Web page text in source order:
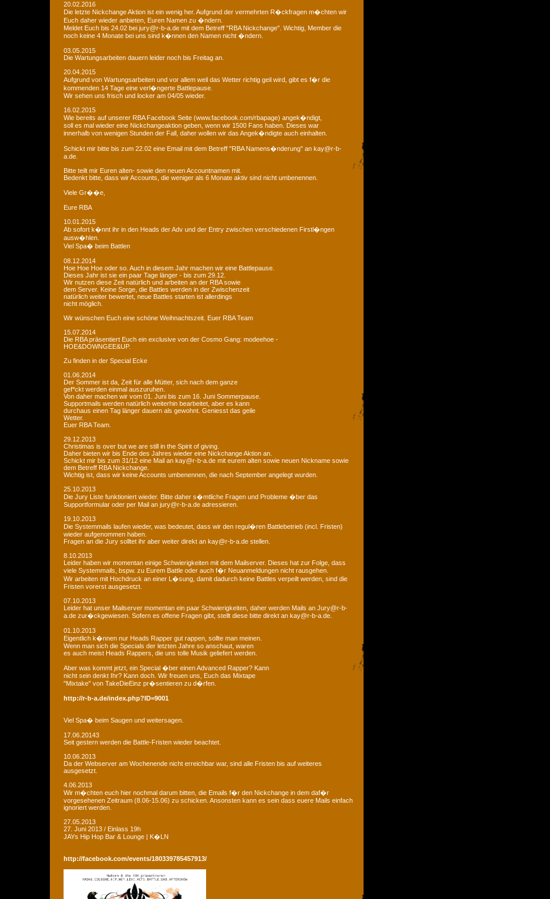
20.02.2016
Die letzte Nickchange Aktion ist ein wenig her. Aufgrund der vermehrten R�ckfragen m�chten wir
Euch daher wieder anbieten, Euren Namen zu �ndern.
Meldet Euch bis 24.02 bei jury@r-b-a.de mit dem Betreff "RBA Nickchange". Wichtig, Member die
noch keine 4 Monate bei uns sind k�nnen den Namen nicht �ndern.
03.05.2015
Die Wartungsarbeiten dauern leider noch bis Freitag an.
20.04.2015
Aufgrund von Wartungsarbeiten und vor allem weil das Wetter richtig geil wird, gibt es f�r die
kommenden 14 Tage eine verl�ngerte Battlepause.
Wir sehen uns frisch und locker am 04/05 wieder.
16.02.2015
Wie bereits auf unserer RBA Facebook Seite (www.facebook.com/rbapage) angek�ndigt,
soll es mal wieder eine Nickchangeaktion geben, wenn wir 1500 Fans haben. Dieses war
innerhalb von wenigen Stunden der Fall, daher wollen wir das Angek�ndigte auch einhalten.
Schickt mir bitte bis zum 22.02 eine Email mit dem Betreff "RBA Namens�nderung" an kay@r-b-
a.de.
Bitte teilt mir Euren alten- sowie den neuen Accountnamen mit.
Bedenkt bitte, dass wir Accounts, die weniger als 6 Monate aktiv sind nicht umbenennen.
Viele Gr��e,
Eure RBA
10.01.2015
Ab sofort k�nnt ihr in den Heads der Adv und der Entry zwischen verschiedenen Firstl�ngen
ausw�hlen.
Viel Spa� beim Battlen
08.12.2014
Hoe Hoe Hoe oder so. Auch in diesem Jahr machen wir eine Battlepause.
Dieses Jahr ist sie ein paar Tage länger - bis zum 29.12.
Wir nutzen diese Zeit natürlich und arbeiten an der RBA sowie
dem Server. Keine Sorge, die Battles werden in der Zwischenzeit
natürlich weiter bewertet, neue Battles starten ist allerdings
nicht möglich.
Wir wünschen Euch eine schöne Weihnachtszeit. Euer RBA Team
15.07.2014
Die RBA präsentiert Euch ein exclusive von der Cosmo Gang: modeehoe -
HOE&DOWNGEE&UP.
Zu finden in der Special Ecke
01.06.2014
Der Sommer ist da, Zeit für alle Mütter, sich nach dem ganze
gef*ckt werden einmal auszuruhen.
Von daher machen wir vom 01. Juni bis zum 16. Juni Sommerpause.
Supportmails werden natürlich weiterhin bearbeitet, aber es kann
durchaus einen Tag länger dauern als gewohnt. Geniesst das geile
Wetter.
Euer RBA Team.
29.12.2013
Christimas is over but we are still in the Spirit of giving.
Daher bieten wir bis Ende des Jahres wieder eine Nickchange Aktion an.
Schickt mir bis zum 31/12 eine Mail an kay@r-b-a.de mit eurem alten sowie neuen Nickname sowie
dem Betreff RBA Nickchange.
Wichtig ist, dass wir keine Accounts umbenennen, die nach September angelegt wurden.
25.10.2013
Die Jury Liste funktioniert wieder. Bitte daher s�mtliche Fragen und Probleme �ber das
Supportformular oder per Mail an jury@r-b-a.de adressieren.
19.10.2013
Die Systemmails laufen wieder, was bedeutet, dass wir den regul�ren Battlebetrieb (incl. Fristen)
wieder aufgenommen haben.
Fragen an die Jury solltet ihr aber weiter direkt an kay@r-b-a.de stellen.
8.10.2013
Leider haben wir momentan einige Schwierigkeiten mit dem Mailserver. Dieses hat zur Folge, dass
viele Systemmails, bspw. zu Eurem Battle oder auch f�r Neuanmeldungen nicht rausgehen.
Wir arbeiten mit Hochdruck an einer L�sung, damit dadurch keine Battles verpeilt werden, sind die
Fristen vorerst ausgesetzt.
07.10.2013
Leider hat unser Mailserver momentan ein paar Schwierigkeiten, daher werden Mails an Jury@r-b-
a.de zur�ckgewiesen. Sofern es offene Fragen gibt, stellt diese bitte direkt an kay@r-b-a.de.
01.10.2013
Eigentlich k�nnen nur Heads Rapper gut rappen, sollte man meinen.
Wenn man sich die Specials der letzten Jahre so anschaut, waren
es auch meist Heads Rappers, die uns tolle Musik geliefert werden.
Aber was kommt jetzt, ein Special �ber einen Advanced Rapper? Kann
nicht sein denkt Ihr? Kann doch. Wir freuen uns, Euch das Mixtape
"Mixtake" von TakeDieEinz pr�sentieren zu d�rfen.
http://r-b-a.de/index.php?ID=9001
Viel Spa� beim Saugen und weitersagen.
17.06.20143
Seit gestern werden die Battle-Fristen wieder beachtet.
10.06.2013
Da der Webserver am Wochenende nicht erreichbar war, sind alle Fristen bis auf weiteres
ausgesetzt.
4.06.2013
Wir m�chten euch hier nochmal darum bitten, die Emails f�r den Nickchange in dem daf�r
vorgesehenen Zeitraum (8.06-15.06) zu schicken. Ansonsten kann es sein dass euere Mails einfach
ignoriert werden.
27.05.2013
27. Juni 2013 / Einlass 19h
JAYs Hip Hop Bar & Lounge | K�LN
http://facebook.com/events/180339785457913/